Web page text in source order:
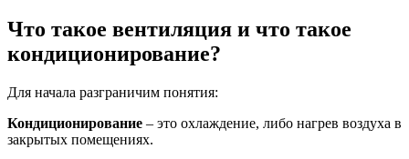
Что такое вентиляция и что такое
кондиционирование?
Для начала разграничим понятия:
Кондиционирование – это охлаждение, либо нагрев воздуха в
закрытых помещениях.